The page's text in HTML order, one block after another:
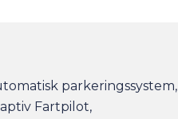
parkeringssystem,
Fartpilot,